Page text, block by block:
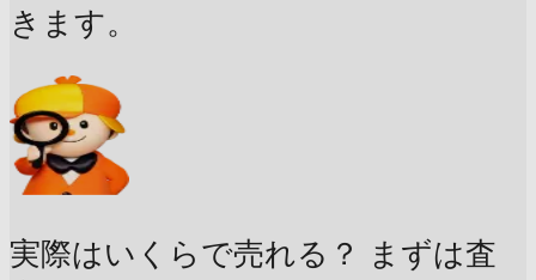
きます。
実際はいくらで売れる？
まずは査